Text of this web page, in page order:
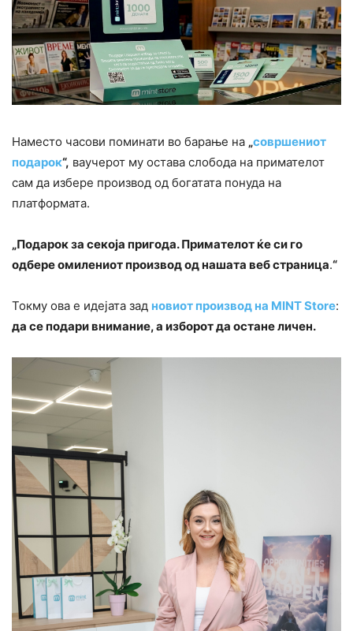
Наместо часови поминати во барање на „совршениот
подарок“, ваучерот му остава слобода на примателот
сам да избере производ од богатата понуда на
платформата.
„Подарок за секоја пригода. Примателот ќе си го
одбере омилениот производ од нашата веб страница.“
Токму ова е идејата зад новиот производ на MINT Store:
да се подари внимание, а изборот да остане личен.